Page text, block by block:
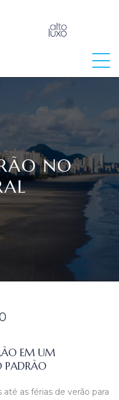
NO
EM UM
PADRÃO
as férias de verão para